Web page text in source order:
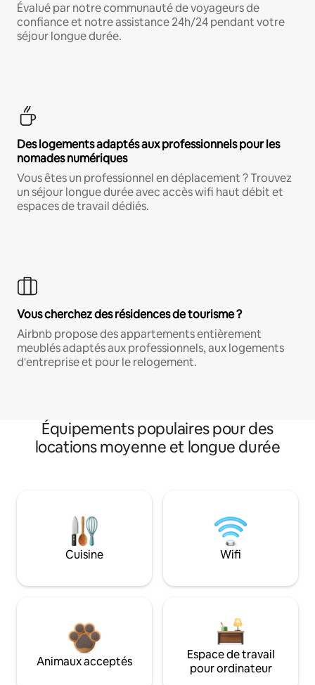
Évalué par notre communauté de voyageurs de
confiance et notre assistance 24h/24 pendant votre
séjour longue durée.
Des logements adaptés aux professionnels pour les
nomades numériques
Vous êtes un professionnel en déplacement ? Trouvez
un séjour longue durée avec accès wifi haut débit et
espaces de travail dédiés.
Vous cherchez des résidences de tourisme ?
Airbnb propose des appartements entièrement
meublés adaptés aux professionnels, aux logements
d'entreprise et pour le relogement.
Équipements populaires pour des
locations moyenne et longue durée
Cuisine Wifi
Animaux acceptés
Espace de travail
pour ordinateur